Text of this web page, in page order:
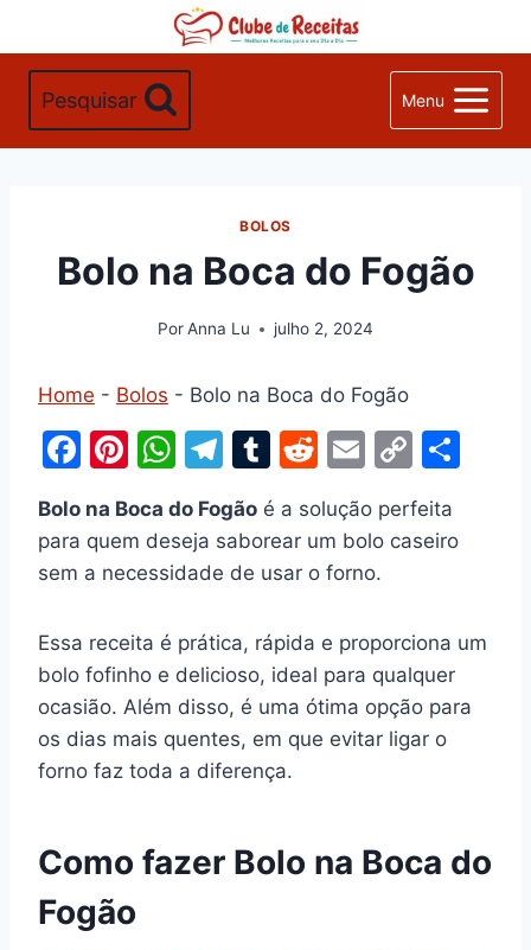
Conteúdo
Pesquisar Menu
BOLOS
Bolo na Boca do Fogão
PorAnna Lu julho 2, 2024
Home - Bolos - Bolo na Boca do Fogão
F
c
e
o
o
k
Pi
er
e
W
at
s
p
p
T
e
gr
m
T
u
m
bl
R
d
di
E
ai
l
C
p
y
n
k
Bolo na Boca do Fogão é a solução perfeita
para quem deseja saborear um bolo caseiro
sem a necessidade de usar o forno.
Essa receita é prática, rápida e proporciona um
bolo fofinho e delicioso, ideal para qualquer
ocasião. Além disso, é uma ótima opção para
os dias mais quentes, em que evitar ligar o
forno faz toda a diferença.
Como fazer Bolo na Boca do
Fogão